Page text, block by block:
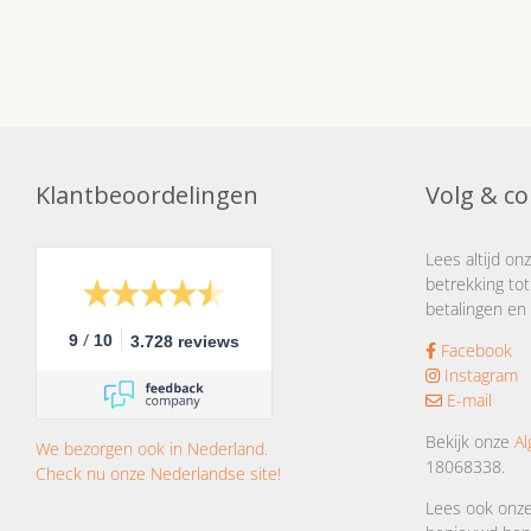
Klantbeoordelingen
9 / 10 3.728 reviews
We bezorgen ook in Nederland.
Check nu onze Nederlandse site!
Volg &
Lees altijd
betrekking
betalingen en
Facebook
Instagram
E-mail
Bekijk onze
18068338.
Lees ook onze